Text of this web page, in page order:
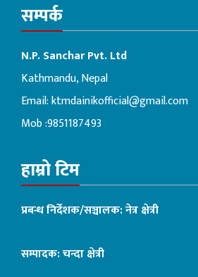
सम्पर्क
N.P. Sanchar Pvt. Ltd
Kathmandu, Nepal
Email:ktmdainikofficial@gmail.com
Mob :9851187493
हाम्रो टिम
प्रबन्ध निर्देशक/सञ्चालक: नेत्र क्षेत्री
सम्पादक: चन्दा क्षेत्री